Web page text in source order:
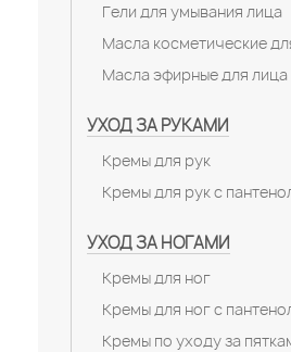
Гели для умывания лица
Масла косметические
Масла эфирные для лица
УХОД ЗА РУКАМИ
Кремы для рук
Кремы для рук с
УХОД ЗА НОГАМИ
Кремы для ног
Кремы для ног с
Кремы по уходу за